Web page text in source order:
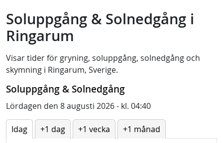
Soluppgång & Solnedgång i
Ringarum
Visar tider för gryning, soluppgång, solnedgång och
skymning i Ringarum, Sverige.
Soluppgång & Solnedgång
Lördagen den 8 augusti 2026 - kl. 04:40
Idag +1 dag +1 vecka
+1 månad